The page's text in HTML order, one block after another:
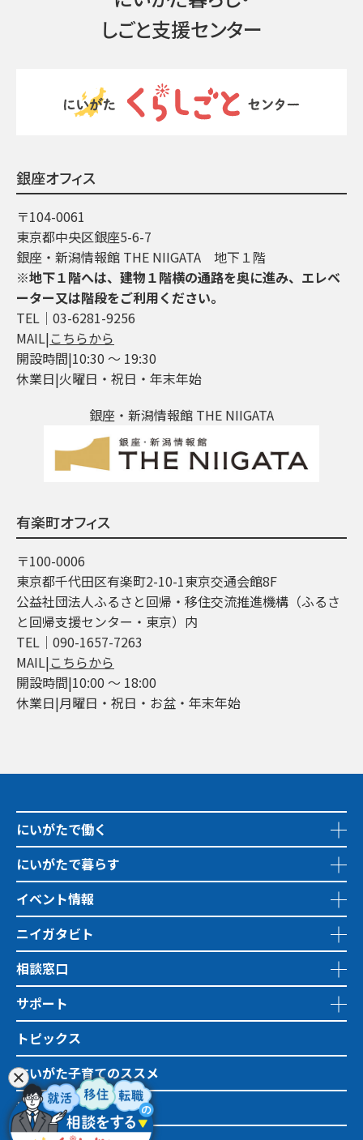
しごと支援センター
銀座オフィス
〒104-0061
東京都中央区銀座5-6-7
銀座・新潟情報館 THE NIIGATA 地下１階
※地下１階へは、建物１階横の通路を奥に進み、エレベ
ーター又は階段をご利用ください。
TEL│03-6281-9256
MAIL|こちらから
開設時間|10:30 ～ 19:30
休業日|火曜日・祝日・年末年始
銀座・新潟情報館 THE NIIGATA
有楽町オフィス
〒100-0006
東京都千代田区有楽町2-10-1東京交通会館8F
公益社団法人ふるさと回帰・移住交流推進機構（ふるさ
と回帰支援センター・東京）内
TEL│090-1657-7263
MAIL|こちらから
開設時間|10:00 ～ 18:00
休業日|月曜日・祝日・お盆・年末年始
にいがたで働く
にいがたで暮らす
イベント情報
ニイガタビト
相談窓口
サポート
トピックス
にいがた子育てのススメ
地域おこし協力隊